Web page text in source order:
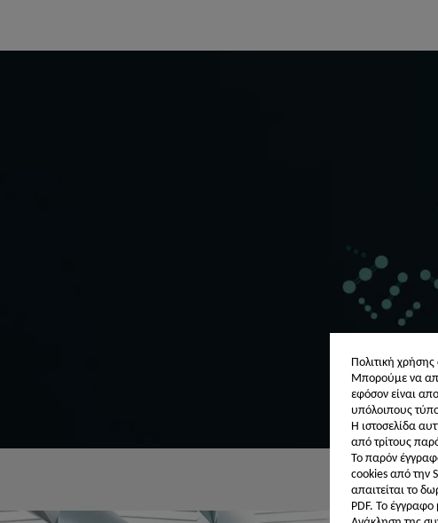
Πολιτική
Μπορούμε να
εφόσον είναι
υπόλοιπους
Η ιστοσελίδα
από τρίτους
Το παρόν
cookies από την
απαιτείται το
PDF. Το έγγραφο